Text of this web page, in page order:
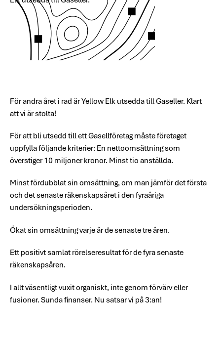
För andra året i rad är Yellow Elk utsedda till Gaseller. Klart
att vi är stolta!
För att bli utsedd till ett Gasellföretag måste företaget
uppfylla följande kriterier: En nettoomsättning som
överstiger 10 miljoner kronor. Minst tio anställda.
Minst fördubblat sin omsättning, om man jämför det första
och det senaste räkenskapsåret i den fyraåriga
undersökningsperioden.
Ökat sin omsättning varje år de senaste tre åren.
Ett positivt samlat rörelseresultat för de fyra senaste
räkenskapsåren.
I allt väsentligt vuxit organiskt, inte genom förvärv eller
fusioner. Sunda finanser. Nu satsar vi på 3:an!